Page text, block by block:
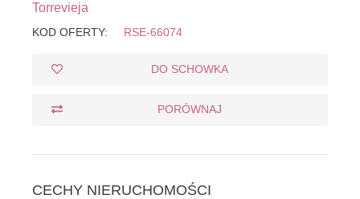
Torrevieja
KOD OFERTY: RSE-66074
DO SCHOWKA
PORÓWNAJ
CECHY NIERUCHOMOŚCI